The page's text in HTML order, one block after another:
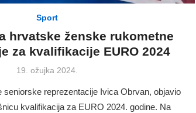
Sport
hrvatske ženske rukometne
za kvalifikacije EURO 2024
Posted
19. ožujka 2024.
reprezentacije Ivica Obrvan, objavio
kvalifikacija za EURO 2024. godine. Na